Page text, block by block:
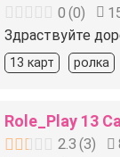
0 (0)
Здраствуйте
13 карт ролка
Role_Play 13
2.3 (3)